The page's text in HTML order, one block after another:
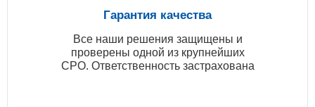
Гарантия качества
Все наши решения защищены и
проверены одной из крупнейших
СРО. Ответственность застрахована